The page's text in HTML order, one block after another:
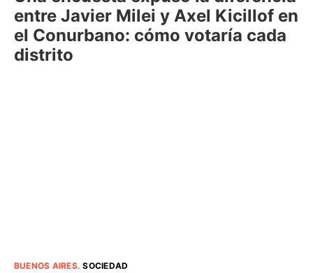
entre Javier Milei y Axel Kicillof en
el Conurbano: cómo votaría cada
distrito
BUENOS AIRES.SOCIEDAD